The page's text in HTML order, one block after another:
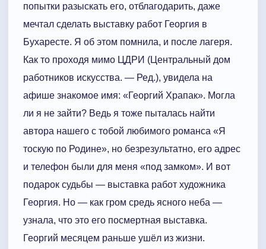
попытки разыскать его, отблагодарить, даже
мечтал сделать выставку работ Георгия в
Бухаресте. Я об этом помнила, и после лагеря.
Как то проходя мимо ЦДРИ (Центральный дом
работников искусства. — Ред.), увидела на
афише знакомое имя: «Георгий Храпак». Могла
ли я не зайти? Ведь я тоже пыталась найти
автора нашего с тобой любимого романса «Я
тоскую по Родине», но безрезультатно, его адрес
и телефон были для меня «под замком». И вот
подарок судьбы — выставка работ художника
Георгия. Но — как гром средь ясного неба —
узнала, что это его посмертная выставка.
Георгий месяцем раньше ушёл из жизни.